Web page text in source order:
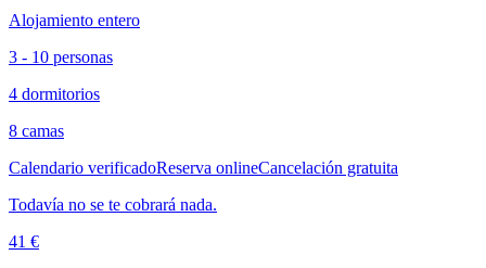
Alojamiento entero
3 - 10 personas
4 dormitorios
8 camas
Calendario verificadoReserva onlineCancelación gratuita
Todavía no se te cobrará nada.
41 €